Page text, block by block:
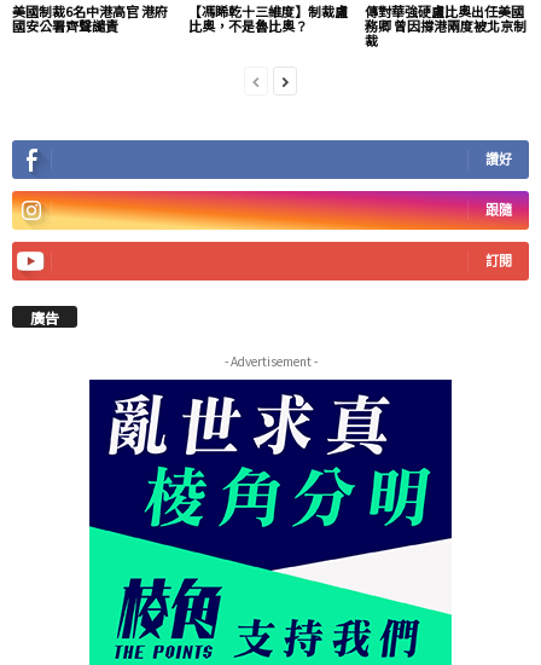
美國制裁6名中港高官 港府
國安公署齊聲譴責
【馮睎乾十三維度】制裁盧
比奧，不是魯比奧？
傳對華強硬盧比奧出任美國
務卿 曾因撐港兩度被北京制
裁
讚好
跟隨
訂閱
廣告
- Advertisement -